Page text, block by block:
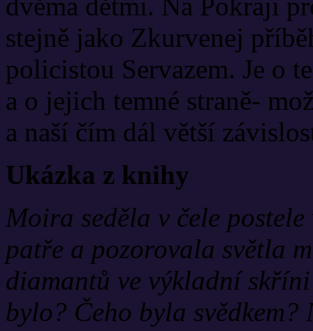
stejně jako Zkurvenej
policistou Servazem. Je o
a o jejich temné straně-
a naší čím dál větší
Ukázka z knihy
Moira seděla v čele
patře a pozorovala světla
diamantů ve výkladní
bylo? Čeho byla svědkem?